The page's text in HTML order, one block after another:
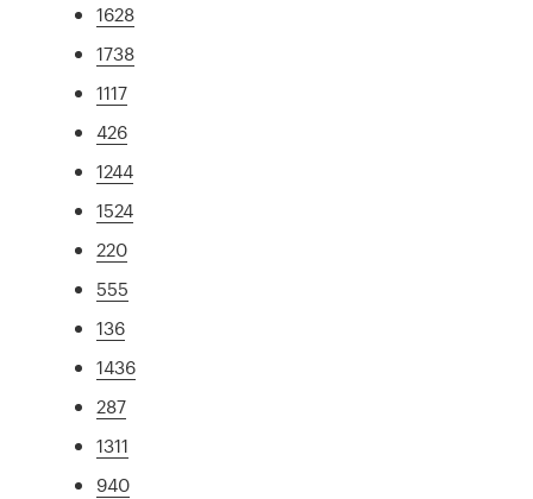
1628
1738
1117
426
1244
1524
220
555
136
1436
287
1311
940